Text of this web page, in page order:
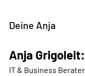
Deine Anja
Anja Grigoleit:
IT & Business